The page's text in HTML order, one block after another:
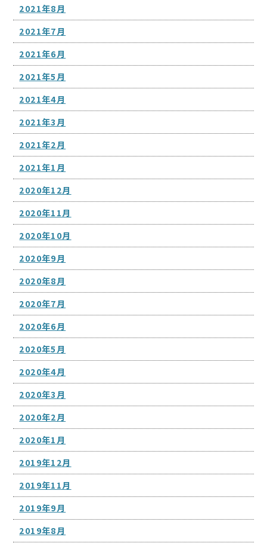
2021年8月
2021年7月
2021年6月
2021年5月
2021年4月
2021年3月
2021年2月
2021年1月
2020年12月
2020年11月
2020年10月
2020年9月
2020年8月
2020年7月
2020年6月
2020年5月
2020年4月
2020年3月
2020年2月
2020年1月
2019年12月
2019年11月
2019年9月
2019年8月